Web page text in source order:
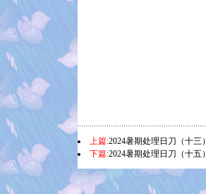
上篇:2024暑期处理日刀（十三）
下篇:2024暑期处理日刀（十五）